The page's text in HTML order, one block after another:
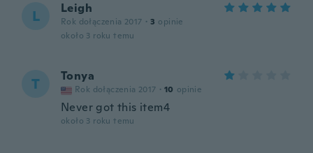
L Leigh
Rok dołączenia 2017 · 3 opinie
około 3 roku temu
T Tonya
Rok dołączenia 2017 · 10 opinie
Never got this item4
około 3 roku temu